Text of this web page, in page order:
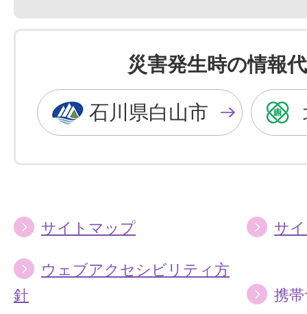
色
を
黒
色
に
色
を
青
色
に
災害発生時の情報
石川県白山市
サイトマップ サ
ウェブアクセシビリティ方
針
携